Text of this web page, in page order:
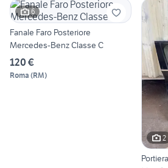
6
Fanale Faro Posteriore
Mercedes-Benz Classe C
120 €
Roma (RM)
2